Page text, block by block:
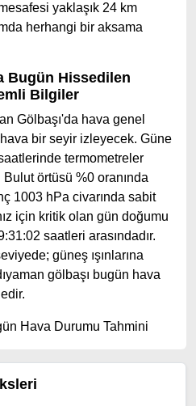
yaklaşık 24 km
herhangi bir aksama
Bugün Hissedilen
Bilgiler
Gölbaşı'da hava genel
bir seyir izleyecek. Güne
termometreler
örtüsü %0 oranında
1003 hPa civarında sabit
için kritik olan gün doğumu
saatleri arasındadır.
güneş ışınlarına
gölbaşı bugün hava